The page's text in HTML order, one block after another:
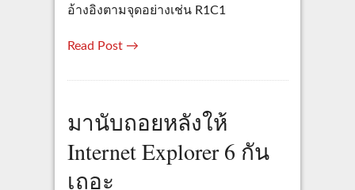
อ้างอิงตามจุดอย่างเช่น R1C1
Read Post →
มานับถอยหลังให้
Internet Explorer 6 กัน
เถอะ